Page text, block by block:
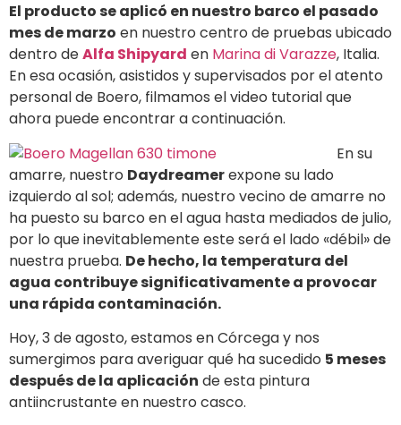
El producto se aplicó en nuestro barco el pasado
mes de marzo en nuestro centro de pruebas ubicado
dentro deAlfa Shipyard en Marina di Varazze, Italia.
En esa ocasión, asistidos y supervisados por el atento
personal de Boero, filmamos el video tutorial que
ahora puede encontrar a continuación.
En su
amarre, nuestro Daydreamerexpone su lado
izquierdo al sol; además, nuestro vecino de amarre no
ha puesto su barco en el agua hasta mediados de julio,
por lo que inevitablemente este será el lado «débil» de
nuestra prueba. De hecho, la temperatura del
agua contribuye significativamente a provocar
una rápida contaminación.
Hoy, 3 de agosto, estamos en Córcega y nos
sumergimos para averiguar qué ha sucedido 5 meses
después de la aplicación de esta pintura
antiincrustante en nuestro casco.